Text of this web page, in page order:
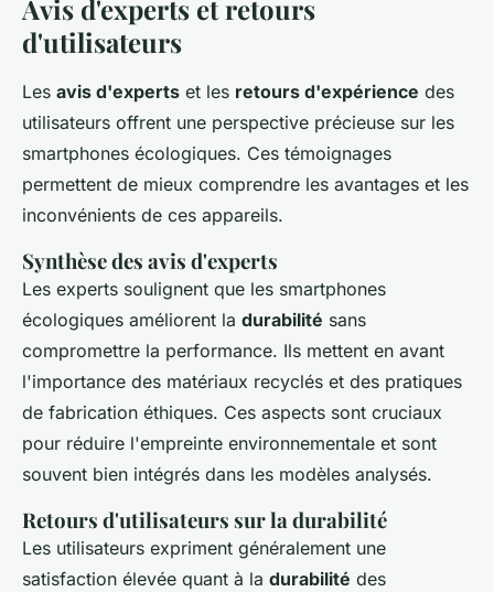
Avis d'experts et retours
d'utilisateurs
Les avis d'experts et les retours d'expérience des
utilisateurs offrent une perspective précieuse sur les
smartphones écologiques. Ces témoignages
permettent de mieux comprendre les avantages et les
inconvénients de ces appareils.
Synthèse des avis d'experts
Les experts soulignent que les smartphones
écologiques améliorent la durabilité sans
compromettre la performance. Ils mettent en avant
l'importance des matériaux recyclés et des pratiques
de fabrication éthiques. Ces aspects sont cruciaux
pour réduire l'empreinte environnementale et sont
souvent bien intégrés dans les modèles analysés.
Retours d'utilisateurs sur la durabilité
Les utilisateurs expriment généralement une
satisfaction élevée quant à la durabilité des